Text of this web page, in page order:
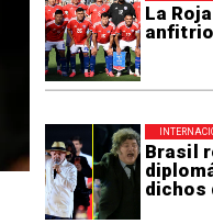
La
Brasil
dichos